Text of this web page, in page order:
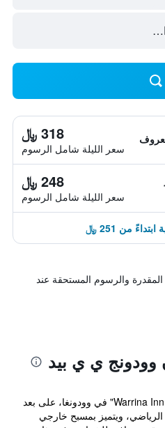
318 ﷼
سعر الليلة شامل الرسوم
248 ﷼
سعر الليلة شامل الرسوم
والرسوم المستحقة عند
وودونج ي ي بيد
يقع مكان إقامة "Warrina Inn Wodonga CBD" في وودونغا، على بعد
ويتميز بمسبح خارجي